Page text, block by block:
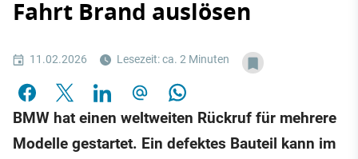
Fahrt Brand auslösen
11.02.2026 Lesezeit: ca. 2 Minuten
BMW hat einen weltweiten Rückruf für mehrere
Modelle gestartet. Ein defektes Bauteil kann im